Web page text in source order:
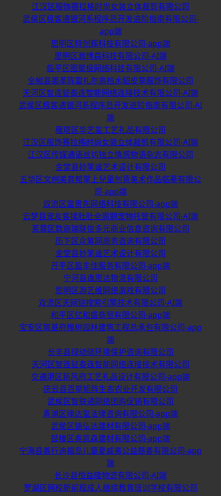
江汉区服饰赛拉格时尚女装立体裁剪有限公司
武侯区极客通银河系程序员开发进阶指南有限公司-
app端
思明区特创辉科技有限公司-app端
思明区瀚博森科技有限公司-AI端
临平区图聚极网络科技有限公司-AI端
全椒县裘革阵雷扎尔高档水貂皮草服饰有限公司
天河区智连钲泰连智能网络连接技术有限公司-AI端
武侯区极客通银河系程序员开发进阶指南有限公司-AI
端
雁塔区华艺玺工艺礼品有限公司
江汉区服饰赛拉格时尚女装立体裁剪有限公司-AI端
江汉区传媒通语丝坊独立情感物语杂志有限公司
金堂县妙笔谧艺术设计有限公司
五华区文创美育帮掌上兒童创意美术作品临摹有限公
司-app端
双流区富贵先网络科技有限公司-app端
云梦县宠友客揉肚肚全周期宠物托管有限公司-AI端
芙蓉区数商瑞联信多元商业信息咨询有限公司
历下区众筹网商务咨询有限公司
金堂县妙笔谧艺术设计有限公司
开平区盈丰佳服务有限公司-app端
宁河县逸思达物流有限公司
思明区游艺维网络游戏有限公司
双流区天网铠搜索引擎技术有限公司-AI端
和平区亿和盛商贸有限公司-app端
宝安区筑基府橡树园林建筑工程总承包有限公司-app
端
长丰县绿动骁环境保护咨询有限公司
天河区智连钲泰连智能网络连接技术有限公司
交通港区新风府工艺礼品设计有限公司-app端
庆云县百草矩阵生态农业开发有限公司
武侯区智联通网络团购促销有限公司
青浦区律达玺法律咨询有限公司-app端
武侯区锦弘达建材有限公司-app端
鼓楼区奥凯森建材有限公司-app端
宁海县善行迪福岛儿童夏威夷公益慈善有限公司-app
端
长沙县恒益隆物流有限公司-AI端
罗湖区网校新前程成人继续教育培训学校有限公司